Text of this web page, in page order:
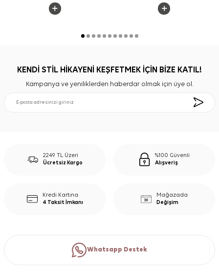
KENDİ STİL HİKAYENİ KEŞFETMEK İÇİN BİZE KATIL!
Kampanya ve yeniliklerden haberdar olmak için üye ol.
2249 TL Üzeri
Ücretsiz Kargo
%100 Güvenli
Alışveriş
Kredi Kartına
4 Taksit İmkanı
Mağazada
Değişim
Whatsapp Destek